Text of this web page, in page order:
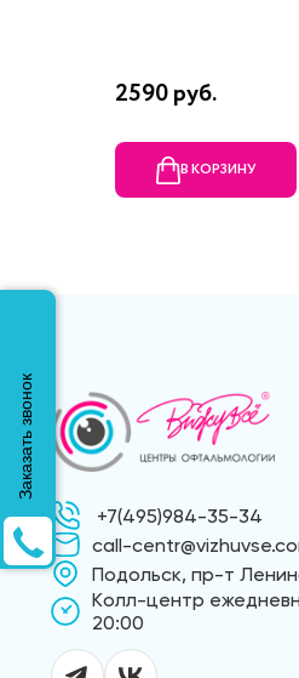
2590 руб.
В КОРЗИНУ
+7(495)984-35-34
call-
Подольск, пр-т
Kолл-центр
20:00
Заказать звонок